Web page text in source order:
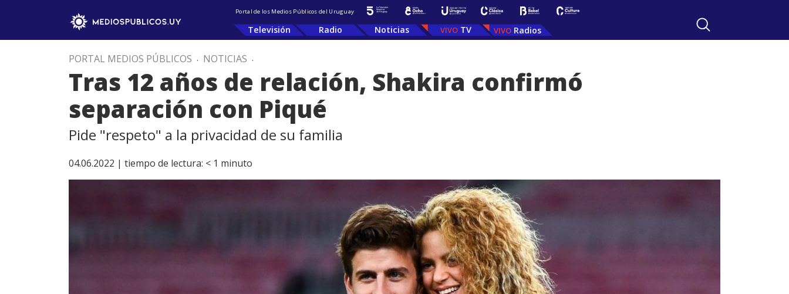
Portal de los Medios Públicos del Uruguay
Televisión Radio Noticias TV Radios
PORTAL MEDIOS PÚBLICOS . NOTICIAS .
Tras 12 años de relación, Shakira confirmó
separación con Piqué
Pide "respeto" a la privacidad de su familia
04.06.2022 | tiempo de lectura: < 1 minuto